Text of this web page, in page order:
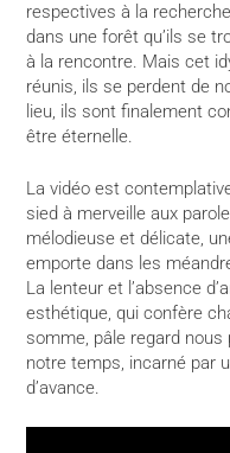
respectives à la
dans une forêt qu’ils se
à la rencontre. Mais cet
réunis, ils se perdent de
lieu, ils sont finalement
être éternelle.
La vidéo est
sied à merveille aux
mélodieuse et délicate,
emporte dans les
La lenteur et l’absence
esthétique, qui confère
somme, pâle regard
notre temps, incarné par
d’avance.